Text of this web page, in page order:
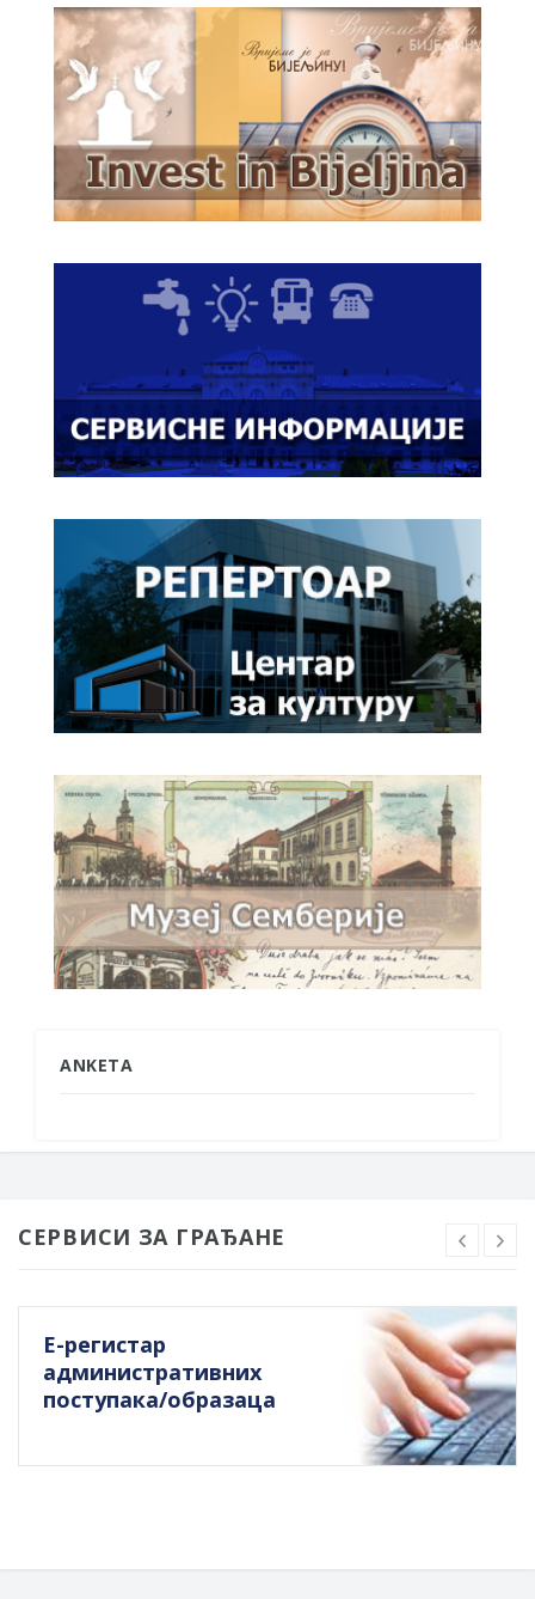
ANKETA
СЕРВИСИ ЗА ГРАЂАНЕ
Е-регистар
административних
поступака/образаца